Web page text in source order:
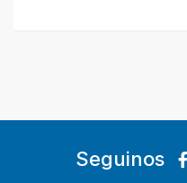
Seguinos